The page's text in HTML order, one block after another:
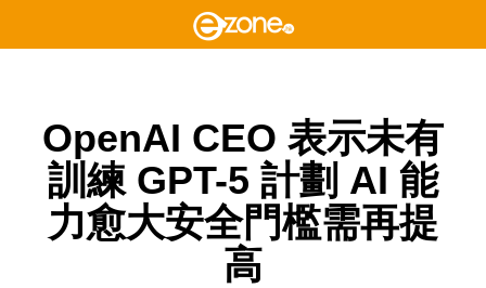
OpenAI CEO 表示未有
訓練 GPT-5 計劃 AI 能
力愈大安全門檻需再提
高